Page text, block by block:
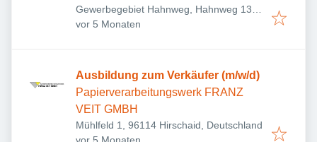
Gewerbegebiet Hahnweg, Hahnweg 139,
96450 Coburg, Deutschland
Veröffentlicht:
vor 5 Monaten
Ausbildung zum Verkäufer (m/w/d)
Papierverarbeitungswerk FRANZ
VEIT GMBH
Mühlfeld 1, 96114 Hirschaid, Deutschland
Veröffentlicht: